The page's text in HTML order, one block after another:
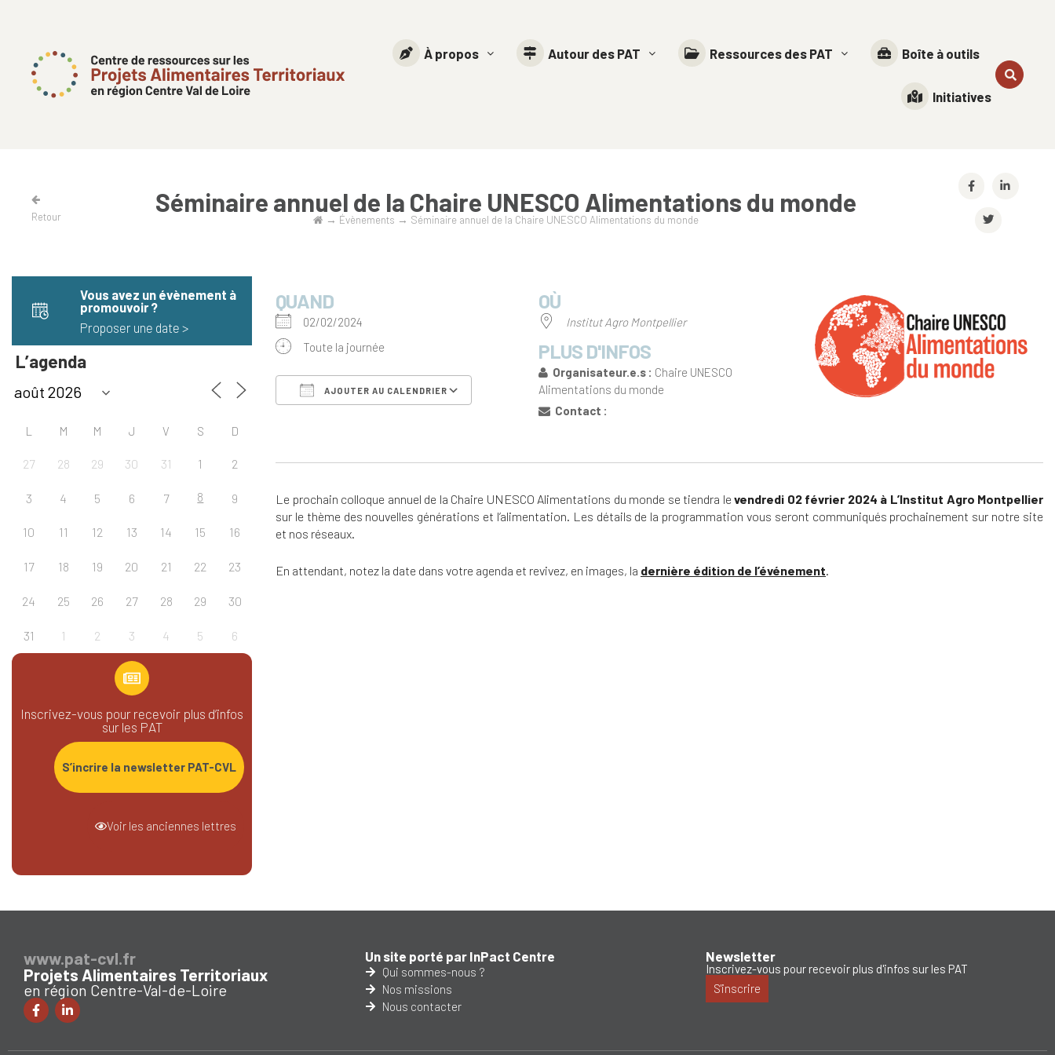
À propos Autour des PAT Ressources des PAT Boîte à outils
Initiatives
Retour Séminaire annuel de la Chaire UNESCO Alimentations du monde
→ Évènements → Séminaire annuel de la Chaire UNESCO Alimentations du monde
QUAND
02/02/2024
Toute la journée
AJOUTER AU CALENDRIER
Calendrier Google
OÙ
Institut Agro Montpellier
PLUS D'INFOS
Organisateur.e.s : Chaire UNESCO
Alimentations du monde
Contact :
Le prochain colloque annuel de la Chaire UNESCO Alimentations du monde se tiendra levendredi 02 février 2024 à L’Institut Agro Montpellier
sur le thème des nouvelles générations et l’alimentation. Les détails de la programmation vous seront communiqués prochainement sur notre site
et nos réseaux.
En attendant, notez la date dans votre agenda et revivez, en images, la dernière édition de l’événement.
Vous avez un évènement à
promouvoir​ ?
Proposer une date >
L’agenda
L M M J V S D
27 28 29 30 31 1 2
3 4 5 6 7 8 9
10 11 12 13 14 15 16
17 18 19 20 21 22 23
24 25 26 27 28 29 30
31 1 2 3 4 5 6
Inscrivez-vous pour recevoir plus d’infos
sur les PAT
S’incrire la newsletter PAT-CVL
Voir les anciennes lettres
www.pat-cvl.fr
Projets Alimentaires Territoriaux
en région Centre-Val-de-Loire
Un site porté par InPact Centre
Qui sommes-nous ?
Nos missions
Nous contacter
Newsletter
Inscrivez-vous pour recevoir plus d'infos sur les PAT
S'inscrire